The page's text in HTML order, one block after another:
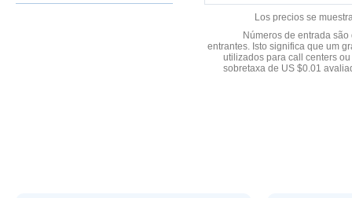
Los precios se
Números de entrada
entrantes. Isto significa que um
utilizados para call centers
sobretaxa de US $0.01